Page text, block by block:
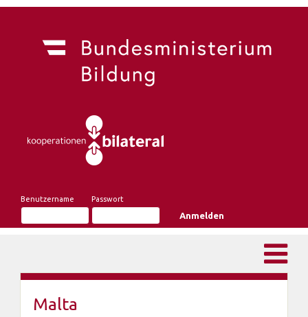
Benutzername Passwort
Malta